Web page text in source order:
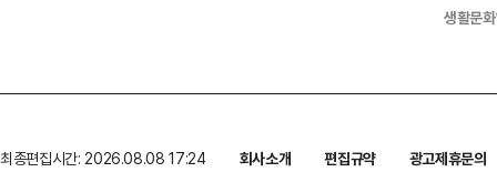
생활문
최종편집시간: 2026.08.08 17:24 회사소개 편집규약
광고제휴문의